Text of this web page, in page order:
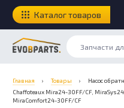
Каталог товаров
Главная › Товары ›
Насос
Chaffoteaux Mira24-30FF/CF,
MiraComfort24-30FF/CF